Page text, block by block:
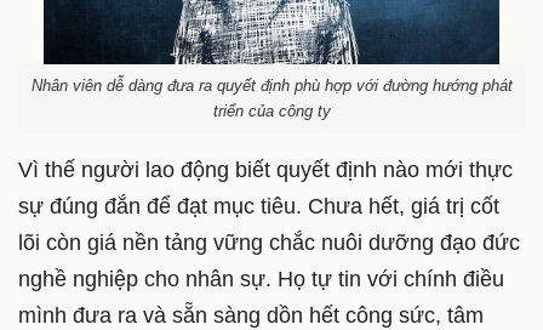
Nhân viên dễ dàng đưa ra quyết định phù hợp với đường hướng phát
triển của công ty
Vì thế người lao động biết quyết định nào mới thực
sự đúng đắn để đạt mục tiêu. Chưa hết, giá trị cốt
lõi còn giá nền tảng vững chắc nuôi dưỡng đạo đức
nghề nghiệp cho nhân sự. Họ tự tin với chính điều
mình đưa ra và sẵn sàng dồn hết công sức, tâm